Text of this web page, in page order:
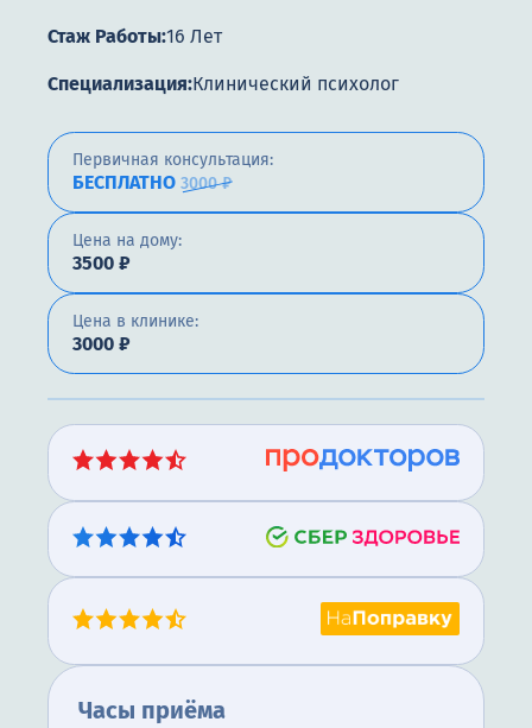
Стаж Работы:16 Лет
Специализация:Клинический психолог
Первичная консультация:
БЕСПЛАТНО 3000 ₽
Цена на дому:
3500 ₽
Цена в клинике:
3000 ₽
Часы приёма